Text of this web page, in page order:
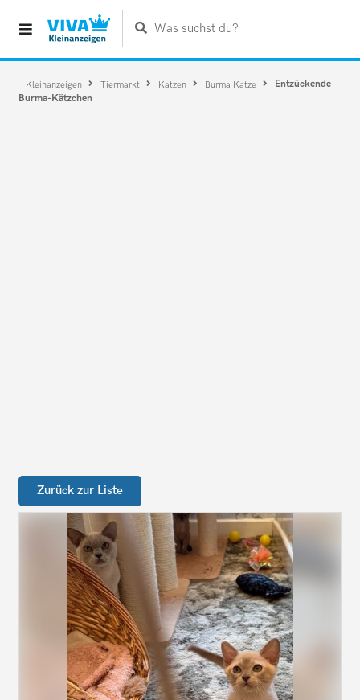
Was suchst du?
Kleinanzeigen Tiermarkt Katzen Burma Katze
Entzückende
Burma-Kätzchen
Zurück zur Liste